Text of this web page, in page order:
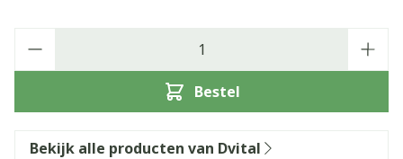
Bestel
Bekijk alle producten van Dvital